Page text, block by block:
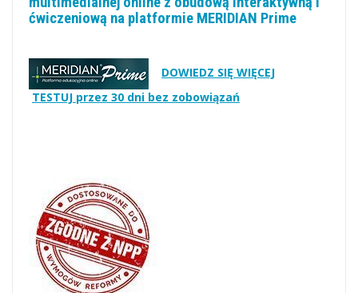
ćwiczeniową na platformie MERIDIAN Prime
DOWIEDZ SIĘ WIĘCEJ
TESTUJ przez 30 dni bez zobowiązań